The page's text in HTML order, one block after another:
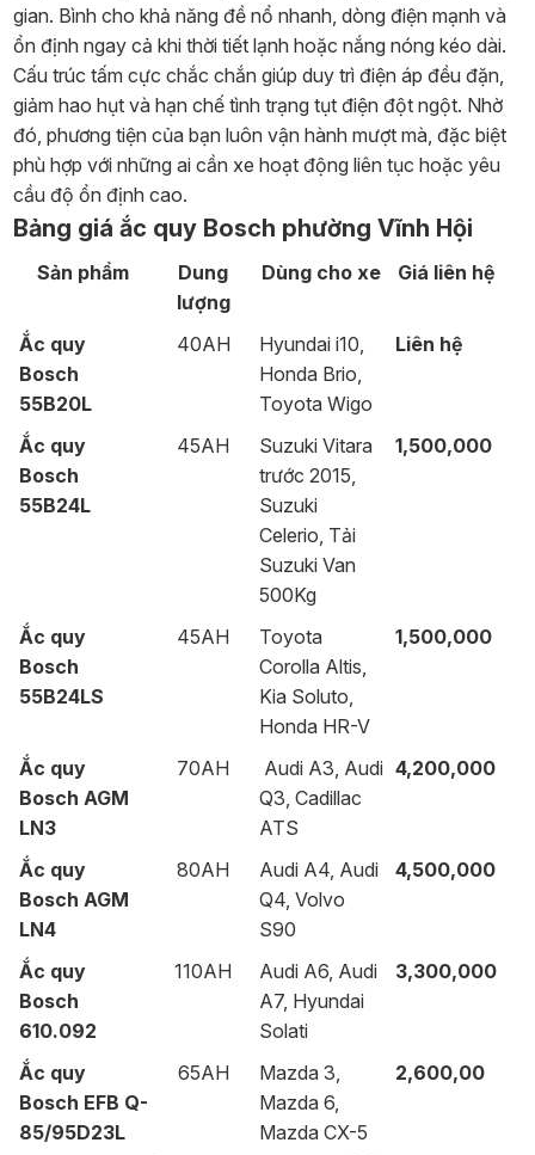
gian. Bình cho khả năng đề nổ nhanh, dòng điện mạnh và
ổn định ngay cả khi thời tiết lạnh hoặc nắng nóng kéo dài.
Cấu trúc tấm cực chắc chắn giúp duy trì điện áp đều đặn,
giảm hao hụt và hạn chế tình trạng tụt điện đột ngột. Nhờ
đó, phương tiện của bạn luôn vận hành mượt mà, đặc biệt
phù hợp với những ai cần xe hoạt động liên tục hoặc yêu
cầu độ ổn định cao.
Bảng giá ắc quy Bosch phường Vĩnh Hội
Sản phẩm
Dung
lượng
Dùng cho xe Giá liên hệ
Ắc quy
Bosch
55B20L
40AH
Hyundai i10,
Honda Brio,
Toyota Wigo
Liên hệ
Ắc quy
Bosch
55B24L
45AH
Suzuki Vitara
trước 2015,
Suzuki
Celerio, Tải
Suzuki Van
500Kg
1,500,000
Ắc quy
Bosch
55B24LS
45AH
Toyota
Corolla Altis,
Kia Soluto,
Honda HR-V
1,500,000
Ắc quy
Bosch AGM
LN3
70AH
Audi A3, Audi
Q3, Cadillac
ATS
4,200,000
Ắc quy
Bosch AGM
LN4
80AH
Audi A4, Audi
Q4, Volvo
S90
4,500,000
Ắc quy
Bosch
610.092
110AH
Audi A6, Audi
A7, Hyundai
Solati
3,300,000
Ắc quy
Bosch EFB Q-
85/95D23L
65AH
Mazda 3,
Mazda 6,
Mazda CX-5
2,600,00